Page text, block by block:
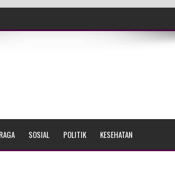
Polisi Periksa Saksi dan Kerahkan
Satu Tersangka Di Kota
SOSIAL POLITIK KESEHATAN